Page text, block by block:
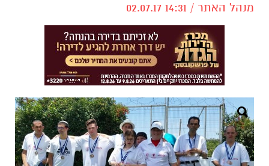
מנהל האתר / 14:31 02.07.17